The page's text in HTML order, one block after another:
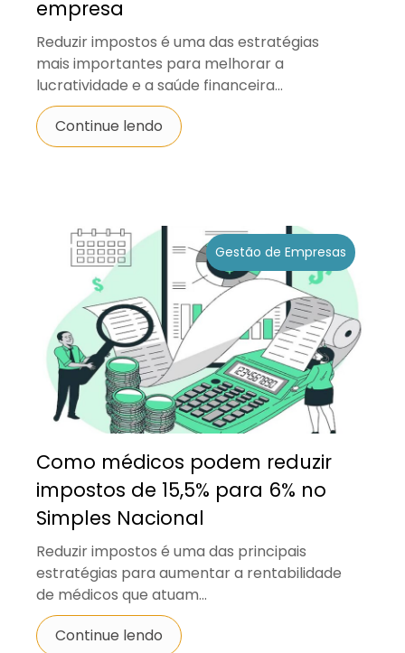
empresa
Reduzir impostos é uma das estratégias
mais importantes para melhorar a
lucratividade e a saúde financeira...
Continue lendo
Gestão de Empresas
Como médicos podem reduzir
impostos de 15,5% para 6% no
Simples Nacional
Reduzir impostos é uma das principais
estratégias para aumentar a rentabilidade
de médicos que atuam...
Continue lendo